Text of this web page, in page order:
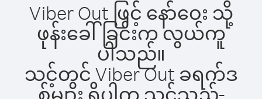
Viber Out ဖြင့် နော်ဝေး သို့
ဖုန်းခေါ်ခြင်းက လွယ်ကူ
ပါသည်။
သင့်တွင် Viber Out ခရက်ဒ
စ်များ ရှိပါက သင်သည်-